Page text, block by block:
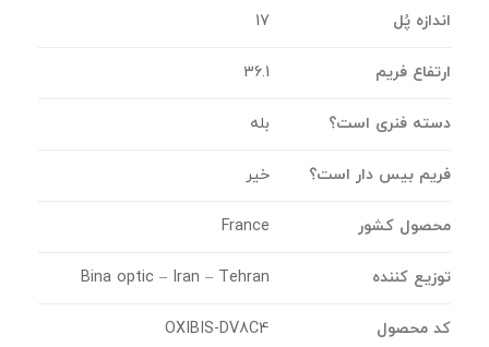
اندازه پُل 17
ارتفاع فریم 36.1
دسته فنری است؟ بله
فریم بیس دار است؟ خیر
محصول کشور France
توزیع کننده Bina optic – Iran – Tehran
کد محصول OXIBIS-DV8C4